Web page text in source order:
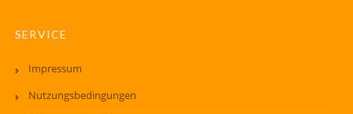
SERVICE
Impressum
Nutzungsbedingungen